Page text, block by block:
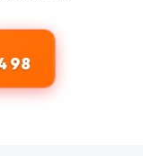
98